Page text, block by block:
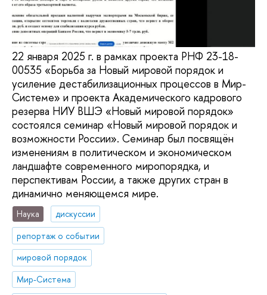
22 января 2025 г. в рамках проекта РНФ 23-18-
00535 «Борьба за Новый мировой порядок и
усиление дестабилизационных процессов в Мир-
Системе» и проекта Академического кадрового
резерва НИУ ВШЭ «Новый мировой порядок»
состоялся семинар «Новый мировой порядок и
возможности России». Семинар был посвящён
изменениям в политическом и экономическом
ландшафте современного миропорядка, и
перспективам России, а также других стран в
динамично меняющемся мире.
Наука
дискуссии
репортаж о событии
мировой порядок
Мир-Система